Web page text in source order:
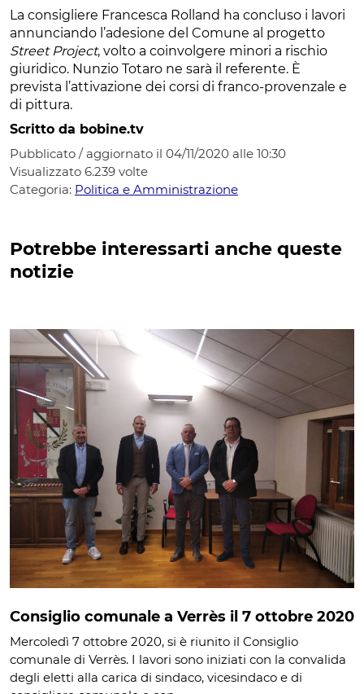
La consigliere Francesca Rolland ha concluso i lavori
annunciando l’adesione del Comune al progetto
Street Project, volto a coinvolgere minori a rischio
giuridico. Nunzio Totaro ne sarà il referente. È
prevista l’attivazione dei corsi di franco-provenzale e
di pittura.
Scritto da bobine.tv
Pubblicato / aggiornato il 04/11/2020 alle 10:30
Visualizzato 6.239 volte
Categoria: Politica e Amministrazione
Potrebbe interessarti anche queste
notizie
Consiglio comunale a Verrès il 7 ottobre 2020
Mercoledì 7 ottobre 2020, si è riunito il Consiglio
comunale di Verrès. I lavori sono iniziati con la convalida
degli eletti alla carica di sindaco, vicesindaco e di